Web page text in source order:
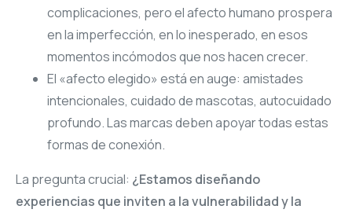
complicaciones, pero el afecto humano prospera
en la imperfección, en lo inesperado, en esos
momentos incómodos que nos hacen crecer.
El «afecto elegido» está en auge: amistades
intencionales, cuidado de mascotas, autocuidado
profundo. Las marcas deben apoyar todas estas
formas de conexión.
La pregunta crucial: ¿Estamos diseñando
experiencias que inviten a la vulnerabilidad y la